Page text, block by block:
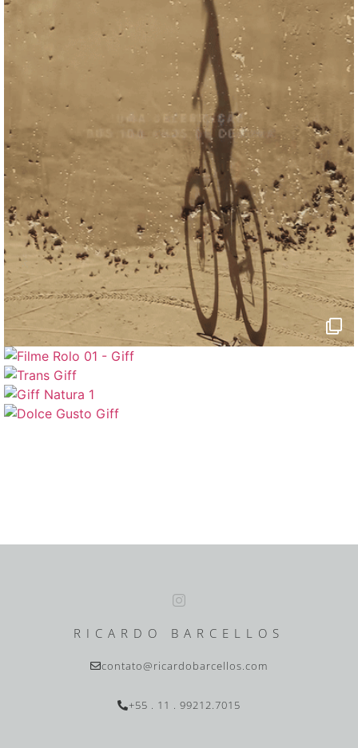
RICARDO BARCELLOS
contato@ricardobarcellos.com
+55 . 11 . 99212.7015